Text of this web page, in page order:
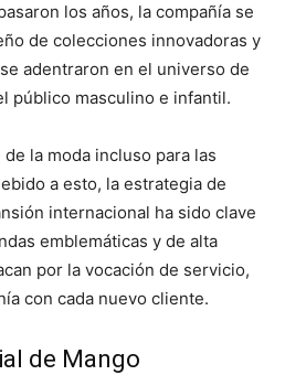
los años, la compañía se
de colecciones innovadoras y
adentraron en el universo de
público masculino e infantil.
la moda incluso para las
a esto, la estrategia de
internacional ha sido clave
emblemáticas y de alta
por la vocación de servicio,
con cada nuevo cliente.
de Mango